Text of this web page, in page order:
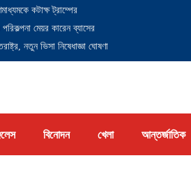
কটাক্ষ ট্রাম্পের
মেয়র কারেন ব্যাসের
নতুন ভিসা নিষেধাজ্ঞা ঘোষণা
বিনোদন খেলা আন্তর্জাতিক